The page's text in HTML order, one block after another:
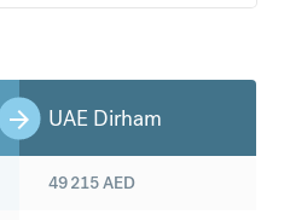
UAE Dirham
49 215AED